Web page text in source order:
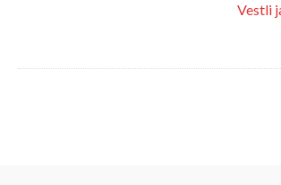
Vestli